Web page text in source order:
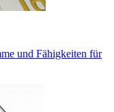
und Fähigkeiten für